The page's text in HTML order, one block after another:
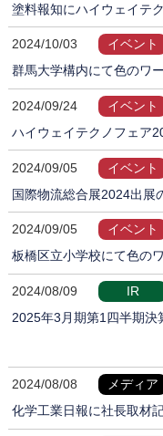
塗料報知にハイウェイテ
2024/10/03
イベント
群馬大学構内にて色のワ
2024/09/24
イベント
ハイウェイテクノフェア
2024/09/05
イベント
国際物流総合展2024出展
2024/09/05
イベント
板橋区立小学校にて色の
2024/08/09
IR
2025年3月期第1四半期決
2024/08/08
メディア
化学工業日報に社長取材